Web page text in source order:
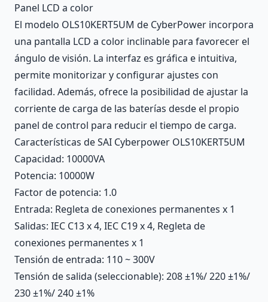
Panel LCD a color
El modelo OLS10KERT5UM de CyberPower incorpora
una pantalla LCD a color inclinable para favorecer el
ángulo de visión. La interfaz es gráfica e intuitiva,
permite monitorizar y configurar ajustes con
facilidad. Además, ofrece la posibilidad de ajustar la
corriente de carga de las baterías desde el propio
panel de control para reducir el tiempo de carga.
Características de SAI Cyberpower OLS10KERT5UM
Capacidad: 10000VA
Potencia: 10000W
Factor de potencia: 1.0
Entrada: Regleta de conexiones permanentes x 1
Salidas: IEC C13 x 4, IEC C19 x 4, Regleta de
conexiones permanentes x 1
Tensión de entrada: 110 ~ 300V
Tensión de salida (seleccionable): 208 ±1%/ 220 ±1%/
230 ±1%/ 240 ±1%